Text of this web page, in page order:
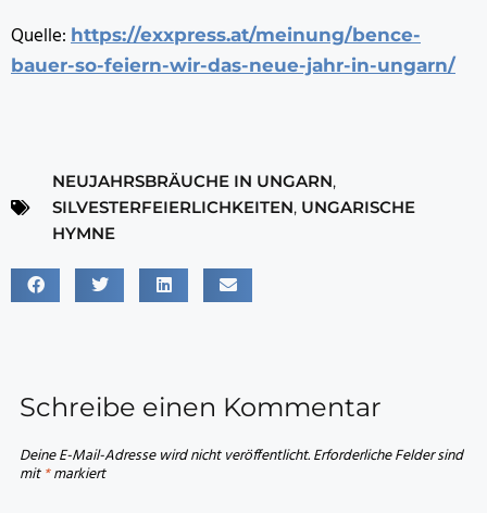
Quelle: https://exxpress.at/meinung/bence-
bauer-so-feiern-wir-das-neue-jahr-in-ungarn/
NEUJAHRSBRÄUCHE IN UNGARN,
SILVESTERFEIERLICHKEITEN, UNGARISCHE
HYMNE
Schreibe einen Kommentar
Deine E-Mail-Adresse wird nicht veröffentlicht.Erforderliche Felder sind
mit*markiert